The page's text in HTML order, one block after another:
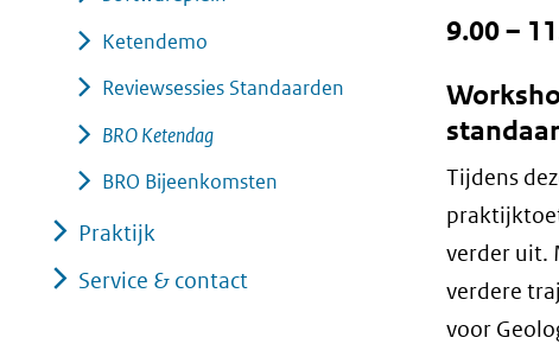
9.00 –
Tijdens
verder uit.
verdere
voor
Ketendemo
Reviewsessies Standaarden
BRO Ketendag
BRO Bijeenkomsten
Praktijk
Service & contact